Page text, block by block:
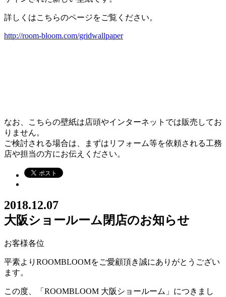
詳しくはこちらのページをご覧ください。
http://room-bloom.com/gridwallpaper
なお、こちらの壁紙は店頭やインターネットでは販売してお
りません。
ご検討される場合は、まずはリフォーム等を依頼される工務
店や担当の方にお伝えください。
2018.12.07
大阪ショールーム閉店のお知らせ
お客様各位
平素よりROOMBLOOMをご愛顧頂き誠にありがとうござい
ます。
この度、「ROOMBLOOM 大阪ショールーム」につきまし